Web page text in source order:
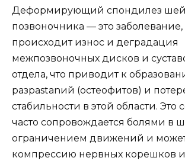
Деформирующий спондилез
позвоночника — это
происходит износ и деградация
межпозвоночных дисков и
отдела, что приводит к
разраstanий (остеофитов) и
стабильности в этой области. Это
часто сопровождается болями в
ограничением движений и
компрессию нервных корешков